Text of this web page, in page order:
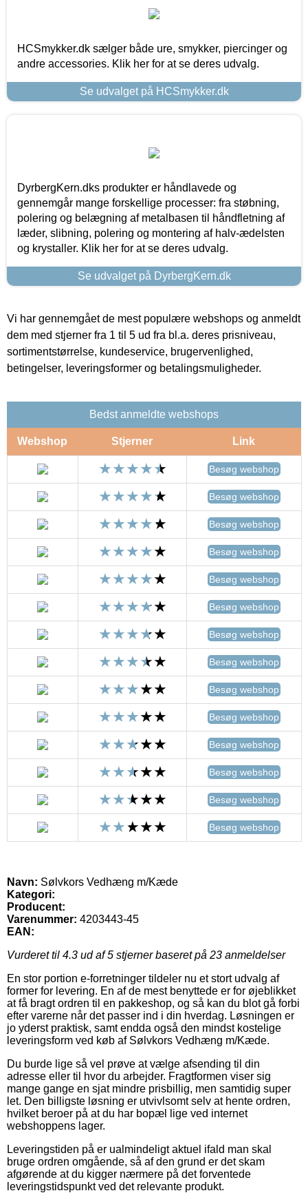
HCSmykker.dk sælger både ure, smykker, piercinger og
andre accessories. Klik her for at se deres udvalg.
Se udvalget på HCSmykker.dk
DyrbergKern.dks produkter er håndlavede og
gennemgår mange forskellige processer: fra støbning,
polering og belægning af metalbasen til håndfletning af
læder, slibning, polering og montering af halv-ædelsten
og krystaller. Klik her for at se deres udvalg.
Se udvalget på DyrbergKern.dk
Vi har gennemgået de mest populære webshops og anmeldt
dem med stjerner fra 1 til 5 ud fra bl.a. deres prisniveau,
sortimentstørrelse, kundeservice, brugervenlighed,
betingelser, leveringsformer og betalingsmuligheder.
Bedst anmeldte webshops
Webshop Stjerner Link
Besøg webshop
Besøg webshop
Besøg webshop
Besøg webshop
Besøg webshop
Besøg webshop
Besøg webshop
Besøg webshop
Besøg webshop
Besøg webshop
Besøg webshop
Besøg webshop
Besøg webshop
Besøg webshop
Navn: Sølvkors Vedhæng m/Kæde
Kategori:
Producent:
Varenummer: 4203443-45
EAN:
Vurderet til 4.3 ud af 5 stjerner baseret på 23 anmeldelser
En stor portion e-forretninger tildeler nu et stort udvalg af
former for levering. En af de mest benyttede er for øjeblikket
at få bragt ordren til en pakkeshop, og så kan du blot gå forbi
efter varerne når det passer ind i din hverdag. Løsningen er
jo yderst praktisk, samt endda også den mindst kostelige
leveringsform ved køb af Sølvkors Vedhæng m/Kæde.
Du burde lige så vel prøve at vælge afsending til din
adresse eller til hvor du arbejder. Fragtformen viser sig
mange gange en sjat mindre prisbillig, men samtidig super
let. Den billigste løsning er utvivlsomt selv at hente ordren,
hvilket beroer på at du har bopæl lige ved internet
webshoppens lager.
Leveringstiden på er ualmindeligt aktuel ifald man skal
bruge ordren omgående, så af den grund er det skam
afgørende at du kigger nærmere på det forventede
leveringstidspunkt ved det relevante produkt.